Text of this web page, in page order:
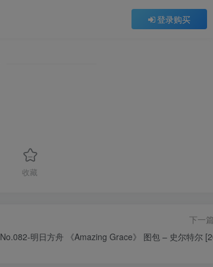
登录购买
收藏
下一篇
No.082-明日方舟 《Amazing Grace》 图包 – 史尔特尔